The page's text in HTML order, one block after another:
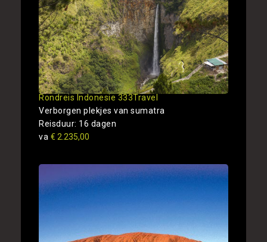
Rondreis Indonesie 333Travel
Verborgen plekjes van sumatra
Reisduur: 16 dagen
va € 2.235,00